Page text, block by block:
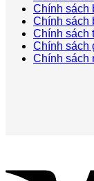
Chính sách
Chính sách
Chính sách
Chính sách
Chính sách